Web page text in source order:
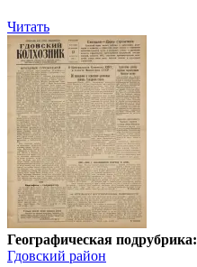
Читать
Географическая подрубрика:
Гдовский район